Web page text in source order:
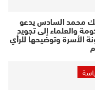
محمد السادس يدعو
والعلماء إلى تجويد
الأسرة وتوضيحها للرأي